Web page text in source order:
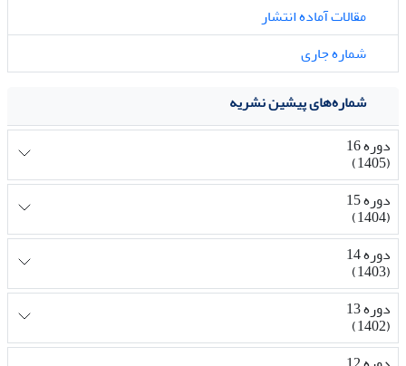
مقالات آماده انتشار
شماره جاری
شماره‌های پیشین نشریه
دوره 16
(1405)
دوره 15
(1404)
دوره 14
(1403)
دوره 13
(1402)